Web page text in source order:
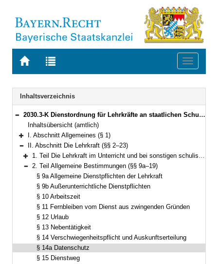
Zur
BAYERN.RECHT
Zur
letzten
Suche
Toggle
Navigation
Inhaltsverzeichnis
Bereich reduzieren
2030.3-K Dienstordnung für Lehrkräfte an staatlichen Schulen in Bayern (Lehrerdienstordnung – LDO) Bekanntmachung des Bayerischen Staatsministeriums für Bildung und Kultus, Wissenschaft und Kunst vom 5. Juli 2014, Az. II.5-5 P 4011.1-6b.52 562 (KWMBl. S. 112) (§§ 1–41)
Inhaltsübersicht (amtlich)
Bereich erweitern
I. Abschnitt Allgemeines (§ 1)
Bereich reduzieren
II. Abschnitt Die Lehrkraft (§§ 2–23)
Bereich erweitern
1. Teil Die Lehrkraft im Unterricht und bei sonstigen schulischen Veranstaltungen (§§ 2–8)
Bereich reduzieren
2. Teil Allgemeine Bestimmungen (§§ 9a–19)
§ 9a Allgemeine Dienstpflichten der Lehrkraft
§ 9b Außerunterrichtliche Dienstpflichten
§ 10 Arbeitszeit
§ 11 Fernbleiben vom Dienst aus zwingenden Gründen
§ 12 Urlaub
§ 13 Nebentätigkeit
§ 14 Verschwiegenheitspflicht und Auskunftserteilung
§ 14a Datenschutz
§ 15 Dienstweg